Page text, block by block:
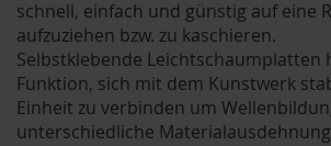
schnell, einfach und günstig auf eine
aufzuziehen bzw. zu kaschieren.
Selbstklebende Leichtschaumplatten
Funktion, sich mit dem Kunstwerk
Einheit zu verbinden um
unterschiedliche